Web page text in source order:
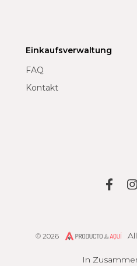
Einkaufsverwaltung
FAQ
Kontakt
In
© 2026 Producto